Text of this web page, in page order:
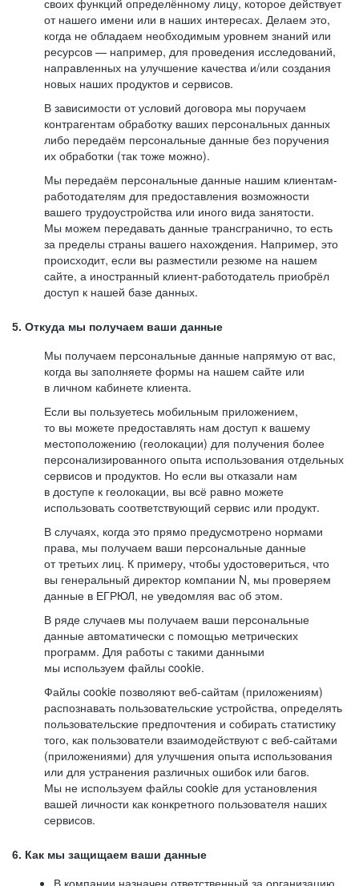
своих функций определённому лицу, которое действует
от нашего имени или в наших интересах. Делаем это,
когда не обладаем необходимым уровнем знаний или
ресурсов — например, для проведения исследований,
направленных на улучшение качества и/или создания
новых наших продуктов и сервисов.
В зависимости от условий договора мы поручаем
контрагентам обработку ваших персональных данных
либо передаём персональные данные без поручения
их обработки (так тоже можно).
Мы передаём персональные данные нашим клиентам-
работодателям для предоставления возможности
вашего трудоустройства или иного вида занятости.
Мы можем передавать данные трансгранично, то есть
за пределы страны вашего нахождения. Например, это
происходит, если вы разместили резюме на нашем
сайте, а иностранный клиент-работодатель приобрёл
доступ к нашей базе данных.
5. Откуда мы получаем ваши данные
Мы получаем персональные данные напрямую от вас,
когда вы заполняете формы на нашем сайте или
в личном кабинете клиента.
Если вы пользуетесь мобильным приложением,
то вы можете предоставлять нам доступ к вашему
местоположению (геолокации) для получения более
персонализированного опыта использования отдельных
сервисов и продуктов. Но если вы отказали нам
в доступе к геолокации, вы всё равно можете
использовать соответствующий сервис или продукт.
В случаях, когда это прямо предусмотрено нормами
права, мы получаем ваши персональные данные
от третьих лиц. К примеру, чтобы удостовериться, что
вы генеральный директор компании N, мы проверяем
данные в ЕГРЮЛ, не уведомляя вас об этом.
В ряде случаев мы получаем ваши персональные
данные автоматически с помощью метрических
программ. Для работы с такими данными
мы используем файлы cookie.
Файлы cookie позволяют веб-сайтам (приложениям)
распознавать пользовательские устройства, определять
пользовательские предпочтения и собирать статистику
того, как пользователи взаимодействуют с веб-сайтами
(приложениями) для улучшения опыта использования
или для устранения различных ошибок или багов.
Мы не используем файлы cookie для установления
вашей личности как конкретного пользователя наших
сервисов.
6. Как мы защищаем ваши данные
В компании назначен ответственный за организацию